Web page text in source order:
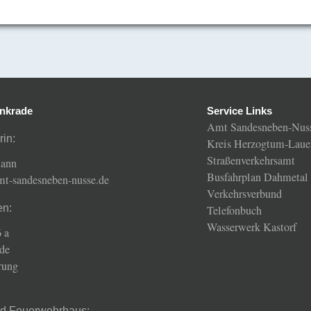
sandesneben-nusse.de
a
Service Links
Amt Sandesneben-
Kreis Herzogtum-
Straßenverkehrsamt
Busfahrplan Dahmetal
Verkehrsverbund
Telefonbuch
Wasserwerk Kastorf